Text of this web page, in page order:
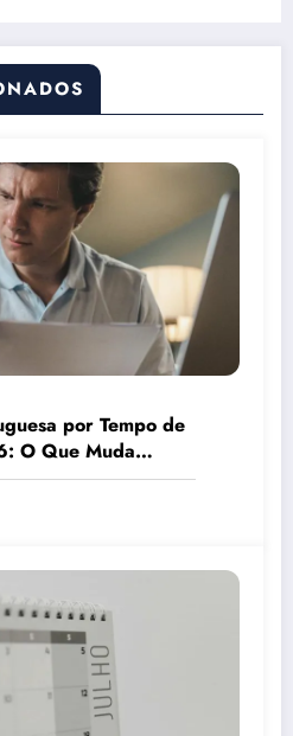
por Tempo de
O Que Muda